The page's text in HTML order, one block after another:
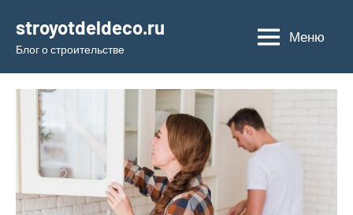
содержимому
stroyotdeldeco.ru
Блог о строительстве
Меню